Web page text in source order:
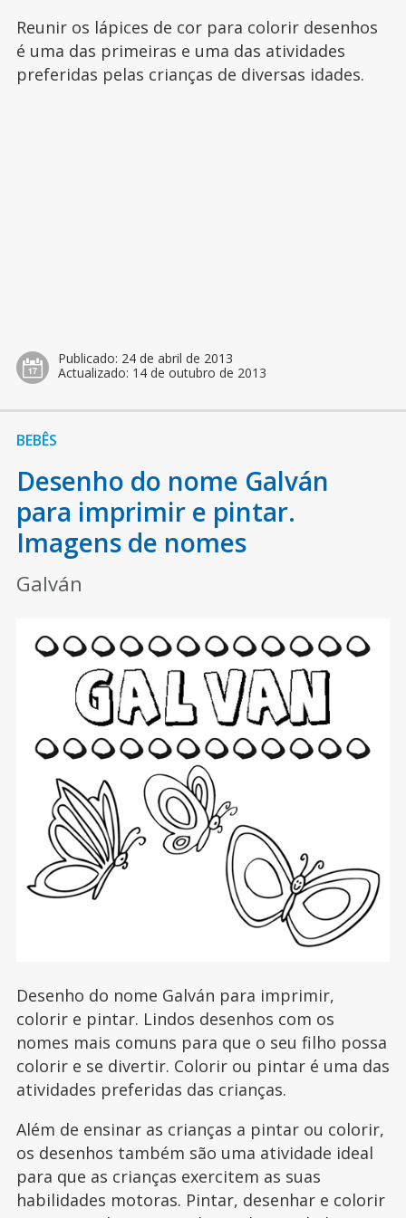
Reunir os lápices de cor para colorir desenhos
é uma das primeiras e uma das atividades
preferidas pelas crianças de diversas idades.
Publicado: 24 de abril de 2013
Actualizado: 14 de outubro de 2013
BEBÊS
Desenho do nome Galván
para imprimir e pintar.
Imagens de nomes
Galván
Desenho do nome Galván para imprimir,
colorir e pintar. Lindos desenhos com os
nomes mais comuns para que o seu filho possa
colorir e se divertir. Colorir ou pintar é uma das
atividades preferidas das crianças.
Além de ensinar as crianças a pintar ou colorir,
os desenhos também são uma atividade ideal
para que as crianças exercitem as suas
habilidades motoras. Pintar, desenhar e colorir